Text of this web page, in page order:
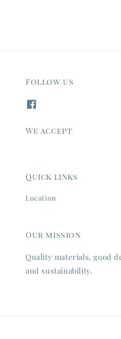
Follow us
We accept
Quick links
Location
Our mission
Quality materials, good
and sustainability.